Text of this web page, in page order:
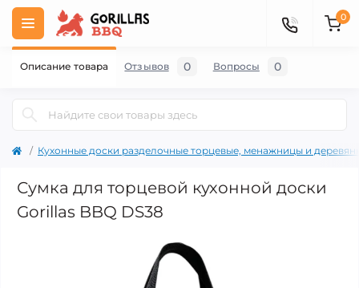
0
Кухонные доски разделочные торцевые, менажницы и
Сумка для торцевой кухонной доски
Gorillas BBQ DS38
Описание товара Отзывов 0 Вопросы 0